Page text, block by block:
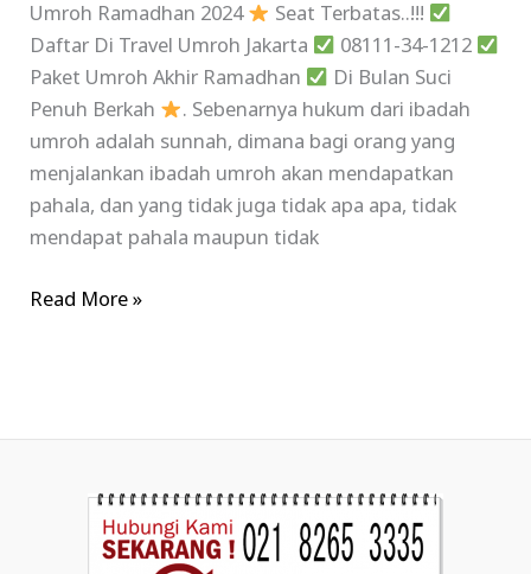
Umroh Ramadhan 2024
Seat Terbatas..!!!
Daftar Di Travel Umroh Jakarta
08111-34-1212
Paket Umroh Akhir Ramadhan
Di Bulan Suci
Penuh Berkah
. Sebenarnya hukum dari ibadah
umroh adalah sunnah, dimana bagi orang yang
menjalankan ibadah umroh akan mendapatkan
pahala, dan yang tidak juga tidak apa apa, tidak
mendapat pahala maupun tidak
Read More »